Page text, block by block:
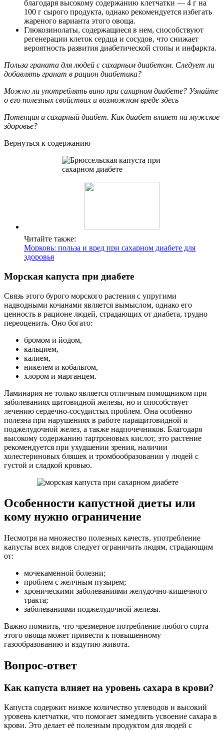
благодаря высокому содержанию клетчатки — 4 г на
100 г сырого продукта, однако рекомендуется избегать
жареного варианта этого овоща.
Глюкозинолаты, содержащиеся в нем, способствуют
регенерации клеток сердца и сосудов, что снижает
вероятность развития диабетической стопы и инфаркта.
Польза граната для людей с сахарным диабетом. Следует ли
добавлять гранат в рацион диабетика?
Можно ли употреблять вино при сахарном диабете? Узнайте
о его полезных свойствах и возможном вреде здесь
Потенция и сахарный диабет. Как диабет влияет на мужское
здоровье?
Вернуться к содержанию
Читайте также:
Морковь: польза и вред при сахарном диабете для
здоровья
Морская капуста при диабете
Связь этого бурого морского растения с упругими
надводными кочанами является вымыслом, однако его
ценность в рационе людей, страдающих от диабета, трудно
переоценить. Оно богато:
бромом и йодом,
кальцием,
калием,
никелем и кобальтом,
хлором и марганцем.
Ламинария не только является отличным помощником при
заболеваниях щитовидной железы, но и способствует
лечению сердечно-сосудистых проблем. Она особенно
полезна при нарушениях в работе паращитовидной и
поджелудочной желез, а также надпочечников. Благодаря
высокому содержанию тартроновых кислот, это растение
рекомендуется при ухудшении зрения, наличии
холестериновых бляшек и тромбообразовании у людей с
густой и сладкой кровью.
Особенности капустной диеты или
кому нужно ограничение
Несмотря на множество полезных качеств, употребление
капусты всех видов следует ограничить людям, страдающим
от:
мочекаменной болезни;
проблем с желчным пузырем;
хроническими заболеваниями желудочно-кишечного
тракта;
заболеваниями поджелудочной железы.
Важно помнить, что чрезмерное потребление любого сорта
этого овоща может привести к повышенному
газообразованию и вздутию живота.
Вопрос-ответ
Как капуста влияет на уровень сахара в крови?
Капуста содержит низкое количество углеводов и высокий
уровень клетчатки, что помогает замедлить усвоение сахара в
крови. Это делает её полезным продуктом для людей с